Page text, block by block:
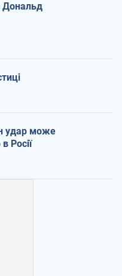
Дональд
удар може
Росії